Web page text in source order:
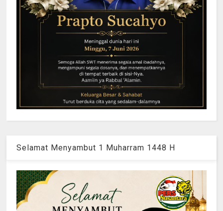
Selamat Menyambut 1 Muharram 1448 H